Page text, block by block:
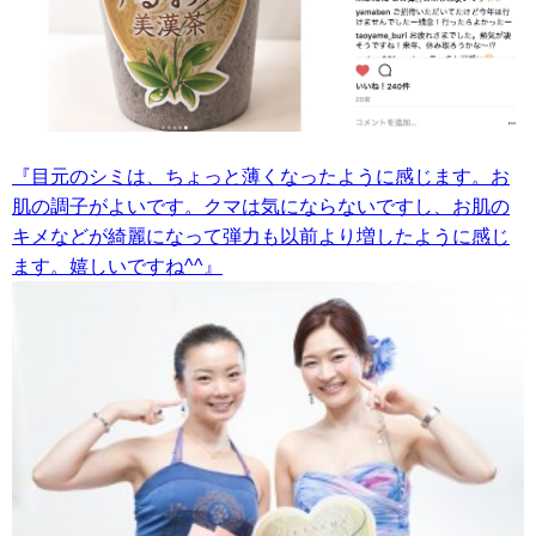
『目元のシミは、ちょっと薄くなったように感じます。お
肌の調子がよいです。クマは気にならないですし、お肌の
キメなどが綺麗になって弾力も以前より増したように感じ
ます。嬉しいですね^^』